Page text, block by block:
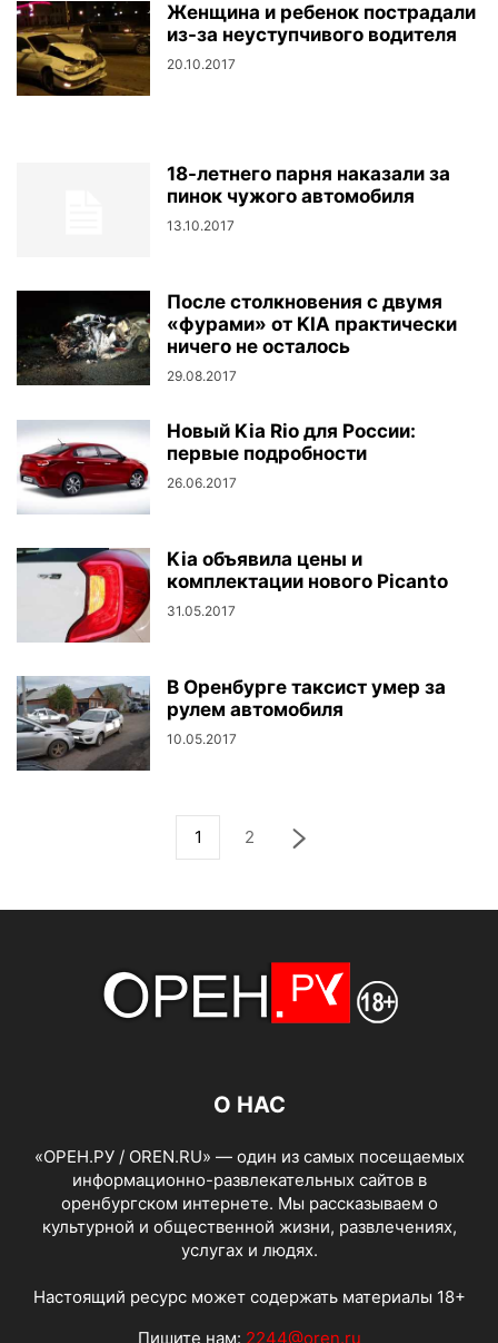
Женщина и ребенок пострадали
из-за неуступчивого водителя
20.10.2017
18-летнего парня наказали за
пинок чужого автомобиля
13.10.2017
После столкновения с двумя
«фурами» от KIA практически
ничего не осталось
29.08.2017
Новый Kia Rio для России:
первые подробности
26.06.2017
Kia объявила цены и
комплектации нового Picanto
31.05.2017
В Оренбурге таксист умер за
рулем автомобиля
10.05.2017
1 2
О НАС
«ОРЕН.РУ / OREN.RU» — один из самых посещаемых
информационно-развлекательных сайтов в
оренбургском интернете. Мы рассказываем о
культурной и общественной жизни, развлечениях,
услугах и людях.
Настоящий ресурс может содержать материалы 18+
Пишите нам: 2244@oren.ru